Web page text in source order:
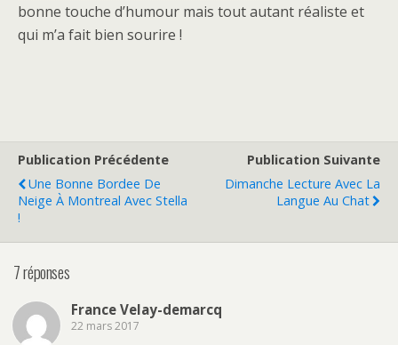
bonne touche d’humour mais tout autant réaliste et
qui m’a fait bien sourire !
Publication Précédente
Une Bonne Bordee De
Neige À Montreal Avec Stella
!
Publication Suivante
Dimanche Lecture Avec La
Langue Au Chat
7 réponses
France Velay-demarcq
22 mars 2017